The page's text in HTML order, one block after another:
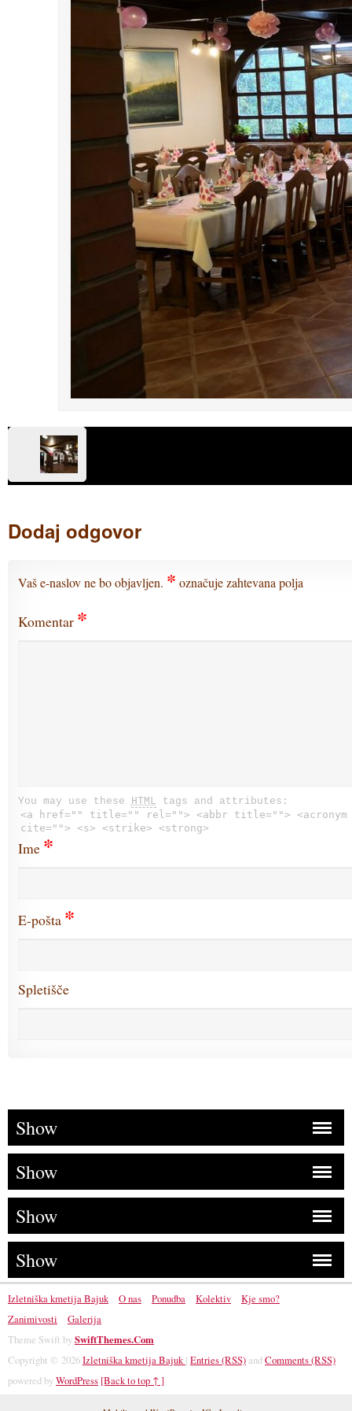
Dodaj odgovor
Vaš e-naslov ne bo objavljen. * označuje zahtevana polja
Komentar *
You may use these HTML tags and attributes:
<a href="" title="" rel=""> <abbr title=""> <acronym
cite=""> <s> <strike> <strong>
Ime *
E-pošta *
Spletišče
Show
Show
Show
Show
Izletniška kmetija Bajuk O nas Ponudba Kolektiv
Kje smo?
Zanimivosti
Galerija
Theme Swift bySwiftThemes.Com
Copyright © 2026Izletniška kmetija Bajuk| Entries (RSS) andComments (RSS)
powered byWordPress [Back to top ↑ ]